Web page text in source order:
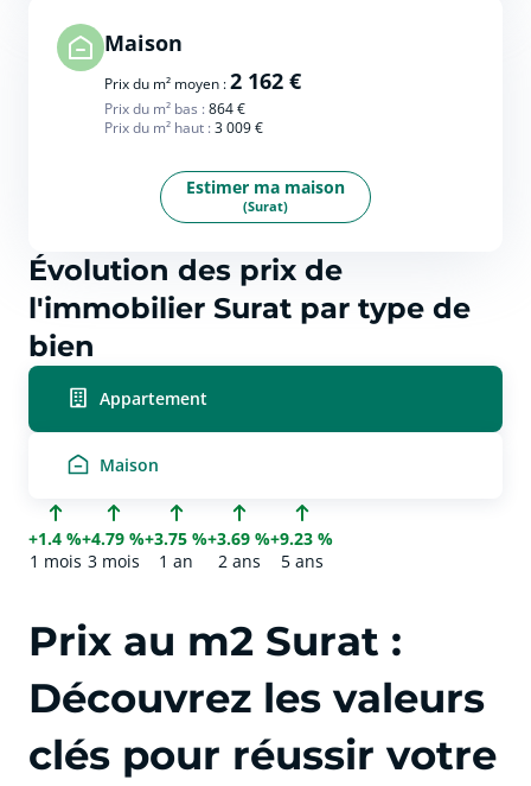
Maison
Prix du m² moyen :2 162 €
Prix du m² bas :864 €
Prix du m² haut :3 009 €
Estimer ma maison
(Surat)
Évolution des prix de
l'immobilier Surat par type de
bien
Appartement
Maison
+1.4 %
1 mois
+4.79 %
3 mois
+3.75 %
1 an
+3.69 %
2 ans
+9.23 %
5 ans
Prix au m2 Surat :
Découvrez les valeurs
clés pour réussir votre